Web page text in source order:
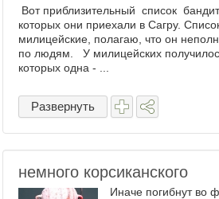
Вот приблизительный список
которых они приехали в Сагру.
милицейские, полагаю, что он
по людям. У милицейских
которых одна - ...
Развернуть
немного корсиканского
Иначе погибнут во